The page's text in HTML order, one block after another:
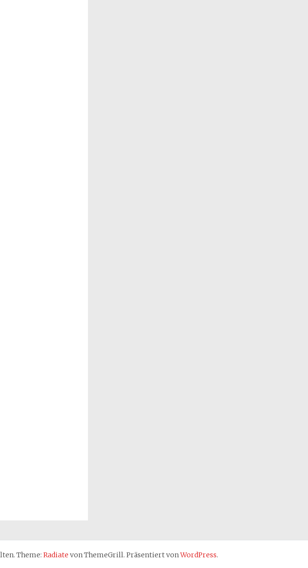
Theme: Radiate von ThemeGrill. Präsentiert vonWordPress.